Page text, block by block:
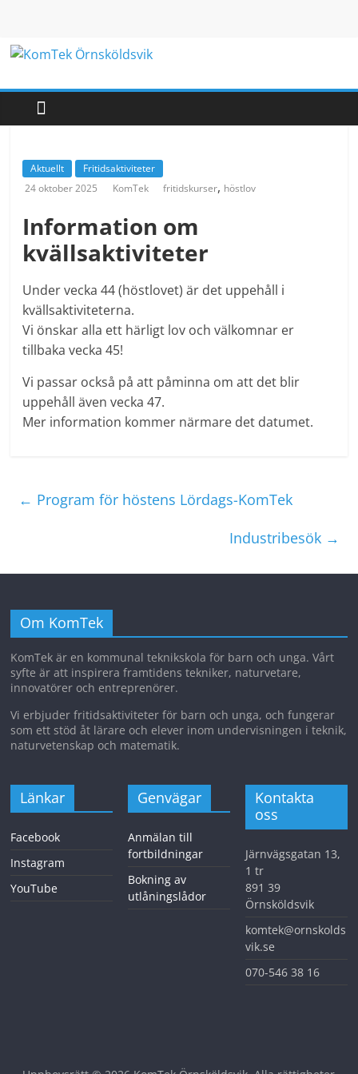
innehåll
KomTek
Örnsköldsvik
för
barn
unga
Aktuellt
Fritidsaktiviteter
24 oktober 2025
KomTek fritidskurser, höstlov
Information om
kvällsaktiviteter
Under vecka 44 (höstlovet) är det uppehåll i
kvällsaktiviteterna.
Vi önskar alla ett härligt lov och välkomnar er
tillbaka vecka 45!
Vi passar också på att påminna om att det blir
uppehåll även vecka 47.
Mer information kommer närmare det datumet.
← Program för höstens Lördags-KomTek
Industribesök →
Om KomTek
KomTek är en kommunal teknikskola för barn och unga. Vårt
syfte är att inspirera framtidens tekniker, naturvetare,
innovatörer och entreprenörer.
Vi erbjuder fritidsaktiviteter för barn och unga, och fungerar
som ett stöd åt lärare och elever inom undervisningen i teknik,
naturvetenskap och matematik.
Länkar
Facebook
Instagram
YouTube
Genvägar
Anmälan till
fortbildningar
Bokning av
utlåningslådor
Kontakta
oss
Järnvägsgatan 13,
1 tr
891 39
Örnsköldsvik
komtek@ornskolds
vik.se
070-546 38 16